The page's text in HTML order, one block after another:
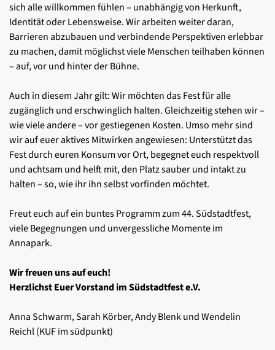
sich allewillkommen fühlen – unabhängig von Herkunft,
Identität oder Lebensweise.Wir arbeiten weiter daran,
Barrieren abzubauen und verbindendePerspektiven erlebbar
zu machen, damit möglichst vieleMenschen teilhaben können
– auf, vor und hinter der Bühne.
Auch in diesem Jahr gilt: Wir möchten das Fest für alle
zugänglich und erschwinglich halten. Gleichzeitig stehen wir –
wie viele andere– vor gestiegenen Kosten. Umso mehr sind
wir auf euer aktives Mitwirkenangewiesen: Unterstützt das
Fest durch euren Konsum vorOrt, begegnet euch respektvoll
und achtsam und helft mit, den Platzsauber und intakt zu
halten – so, wie ihr ihn selbst vorfinden möchtet.
Freut euch auf ein buntes Programm zum 44. Südstadtfest,
vieleBegegnungen und unvergessliche Momente im
Annapark.
Wir freuen uns auf euch!
Herzlichst Euer Vorstand im Südstadtfest e.V.
Anna Schwarm, Sarah Körber, Andy Blenkund Wendelin
Reichl (KUF im südpunkt)